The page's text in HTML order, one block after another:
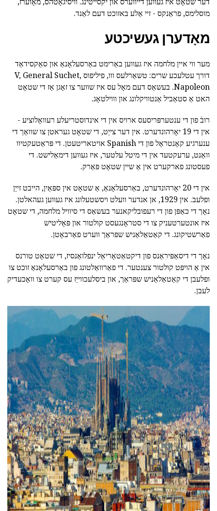
מוסלימס, פראַנקס - זיי אַלע באזוכט דעם לאַנד.
מאָדערן געשיכטע
מער ווי איין מלחמה איז געווען באַרימט באַרסעלאָנאַ און סאַקסידאַד
דורך עטלעכע שרים: טשאַרלעס ווו, פיליפוס V, General Suchet,
Napoleon. בעשאַס דעם מאָל עס איז שווער צו זאָגן אַז די שטאָט
האט אַ סטאַביל אַנטוויקלונג און וווילטאָג.
רובֿ פון די ענטערפּריסעס ארויס אין די אינדוסטריעלע רעוואָלוציע -
אין די 19 יאָרהונדערט. אין דער צייַט, די שטאָט געראטן צו שוואַך די
ענערגיע קאָנטראָל פון די Spanish אויטאריטעטן. די פּראַטעקטיוו
וואַנט, ערעקטעד אין די מיטל עלטער, איז געווען דימאַלישט. די
פעסטונג פארקערט אין אַ שיין שטאָט פּאַרק.
אין די 20 יאָרהונדערט, באַרסעלאָנאַ, אַ שטאָט אין ספּאַין, הייבט זייַן
ופלעב. אין 1929, אן אנדער וועלט ויסשטעלונג איז געווען געהאלטן.
נאָך די כאַפּן פון די רעפובליקאנער בעשאַס די סיוויל מלחמה, די שטאָט
איז אונטערטעניק צו די סטראָנגעסט קולטור און פּאָליטיש
פאַרשטיקונג. די קאַטאַלאַניש שפּראַך ווערט פאַרבאָטן.
נאָך די דיסאַפּיראַנס פון דיקטאַטאָריאַל ינפלואַנסיז, די שטאָט טורנס
אין אַ הויפּט קולטור צענטער. די פאַרוואַלטונג פון באַרסעלאָנאַ זוכט צו
ופלעבן די קאַטאַלאַניש שפּראַך, און ביסלעכווייַז עס קערט צו וואָכעדיק
לעבן.
ad